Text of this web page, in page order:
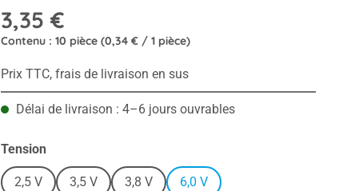
3,35 €
Contenu : 10 pièce (0,34 € / 1 pièce)
Prix TTC, frais de livraison en sus
Délai de livraison : 4–6 jours ouvrables
Sélectionnez
Tension
2,5 V 3,5 V 3,8 V 6,0 V